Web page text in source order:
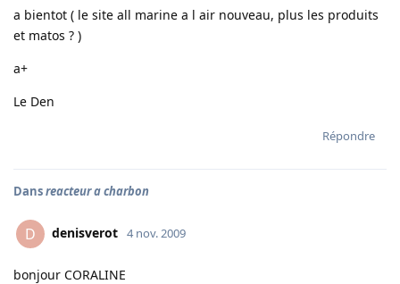
a bientot ( le site all marine a l air nouveau, plus les produits
et matos ? )
a+
Le Den
Répondre
Dansreacteur a charbon
D denisverot 4 nov. 2009
bonjour CORALINE